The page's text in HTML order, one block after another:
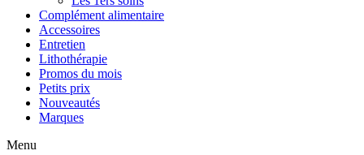
Complément alimentaire
Accessoires
Entretien
Lithothérapie
Promos du mois
Petits prix
Nouveautés
Marques
Menu